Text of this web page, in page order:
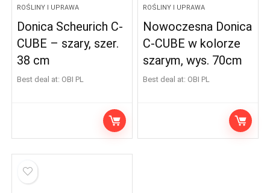
ROŚLINY I UPRAWA
Donica Scheurich C-
CUBE – szary, szer.
38 cm
Best deal at: OBI PL
ROŚLINY I UPRAWA
Nowoczesna Donica
C-CUBE w kolorze
szarym, wys. 70cm
Best deal at: OBI PL